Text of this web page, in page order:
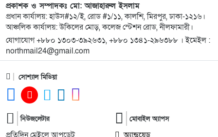
ভারসাম্যহীন ও লাগামহীন ক্ষমতার কারণেই শেখ হাসিনা
স্বৈরাচারী হয়েছিলেন, একই পথে হাঁটছে বিএনপি: মিয়া
গোলাম পরওয়ার
১০
বঞ্চিত করে পালিত কন্যাকে ওয়ারিশ সনদ দেওয়ার
অভিযোগ
১১
২০২৫ সালের প্রশ্নে ২০২৬ সালের এইচএসসি পরীক্ষা:
তদন্তে ৩ সদস্যের কমিটি
১২
প্রকাশক ও সম্পাদকঃ মো: আজাহারুল ইসলাম
প্রধান কার্যালয়: হাউস#১২/ই, রোড #১/১১, কালশি, মিরপুর, ঢাকা-১২১৬।
আঞ্চলিক কার্যালয়: উকিলের মোড়, কলেজ স্টেশন রোড, নীলফামারী।
যোগাযোগ +৮৮০ ১৩০৩-৩৯২৬৩১, +৮৮০ ১৩৪১-২৯৬৩৮৮ । ইমেইল :
northmail24@gmail.com
সোশ্যাল মিডিয়া
নিউজলেটার মোবাইল অ্যাপস